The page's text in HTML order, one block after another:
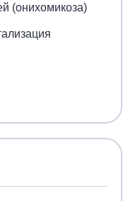
(онихомикоза)